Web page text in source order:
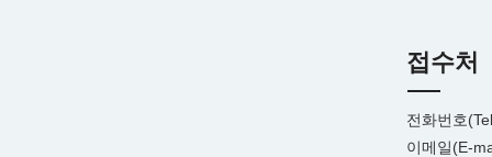
접수처
전화번호
이메일(E-